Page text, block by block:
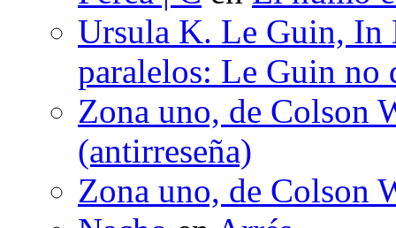
Ursula K. Le Guin, In
paralelos: Le Guin no
Zona uno, de Colson
(antirreseña)
Zona uno, de Colson